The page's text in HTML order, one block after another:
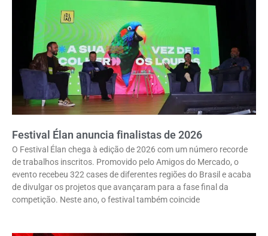
Festival Élan anuncia finalistas de 2026
O Festival Élan chega à edição de 2026 com um número recorde
de trabalhos inscritos. Promovido pelo Amigos do Mercado, o
evento recebeu 322 cases de diferentes regiões do Brasil e acaba
de divulgar os projetos que avançaram para a fase final da
competição. Neste ano, o festival também coincide